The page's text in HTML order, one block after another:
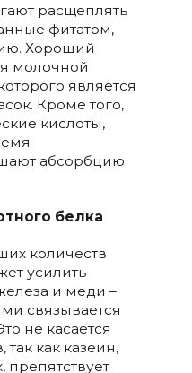
расщеплять
фитатом,
Хороший
молочной
является
Кроме того,
кислоты,
абсорбцию
белка
количеств
усилить
и меди –
связывается
не касается
как казеин,